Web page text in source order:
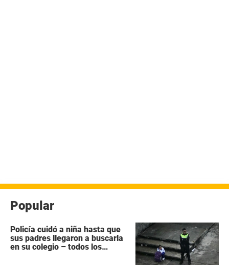
Popular
Policía cuidó a niña hasta que
sus padres llegaron a buscarla
en su colegio – todos los